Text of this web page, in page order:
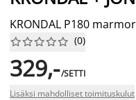
KRONDAL P180





 (0)
329,-/SETTI
Lisäksi mahdolliset toimituskulut